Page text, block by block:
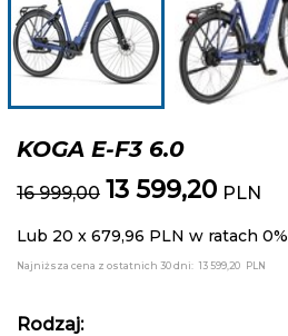
KOGA E-F3 6.0
16 999,00 13 599,20 PLN
Lub 20 x 679,96 PLN w ratach 0%
Najniższa cena z ostatnich 30 dni: 13 599,20 PLN
Rodzaj: